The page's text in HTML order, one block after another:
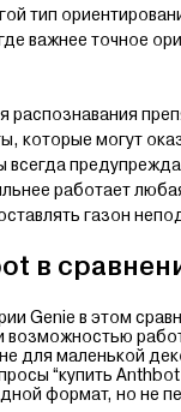
тип
важнее точное
которые могут
работает
газон
в
Genie в этом
для маленькой
“купить
формат, но не